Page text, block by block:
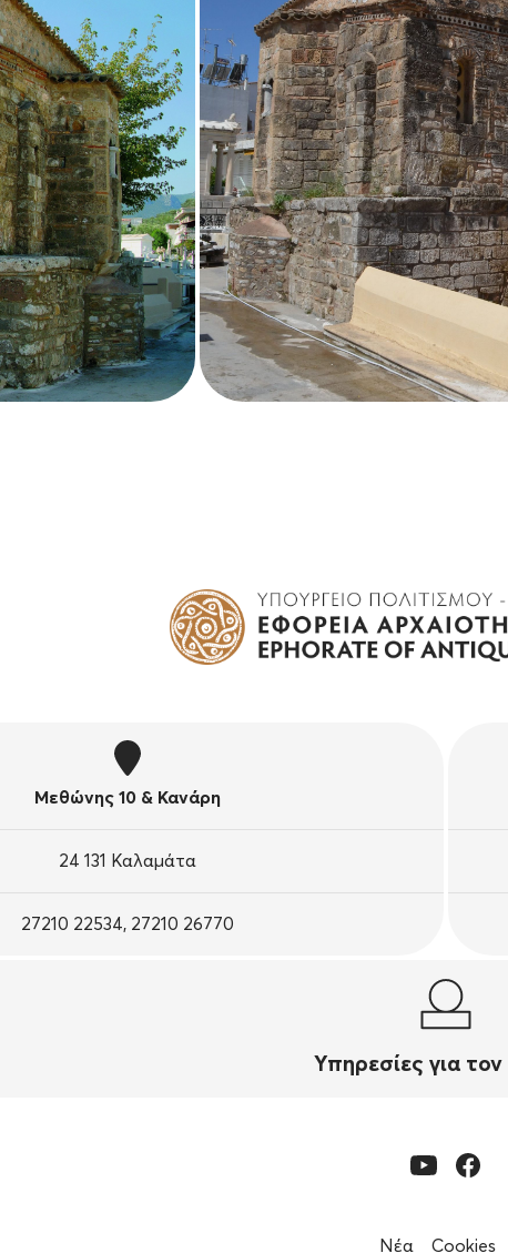
Μεθώνης 10 & Κανάρη
24 131 Καλαμάτα
27210 22534, 27210 26770
Υπηρεσίες για τον
Νέα Cookies